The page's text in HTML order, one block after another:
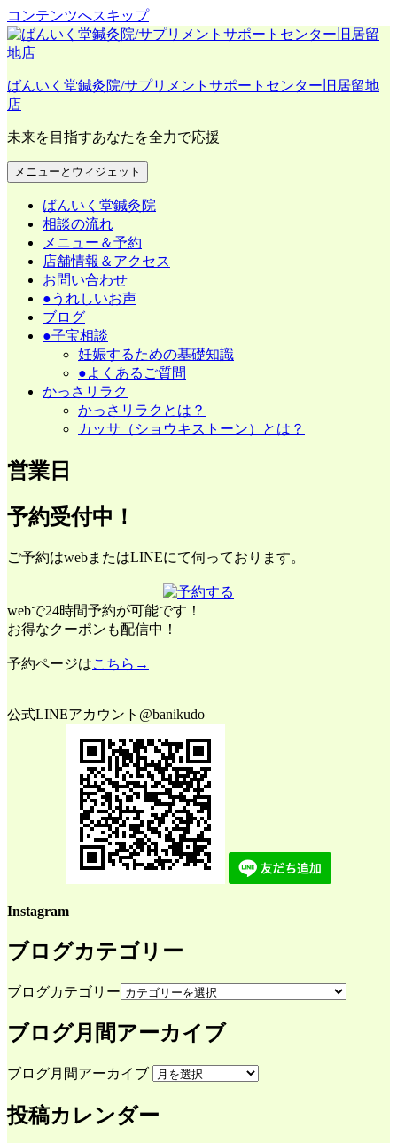
コンテンツへスキップ
ばんいく堂鍼灸院/サプリメントサポートセンター旧居留地
店
未来を目指すあなたを全力で応援
メニューとウィジェット
ばんいく堂鍼灸院
相談の流れ
メニュー＆予約
店舗情報＆アクセス
お問い合わせ
●うれしいお声
ブログ
●子宝相談
妊娠するための基礎知識
●よくあるご質問
かっさリラク
かっさリラクとは？
カッサ（ショウキストーン）とは？
営業日
予約受付中！
ご予約はwebまたはLINEにて伺っております。
webで24時間予約が可能です！
お得なクーポンも配信中！
予約ページはこちら→
公式LINEアカウント@banikudo
Instagram
ブログカテゴリー
ブログカテゴリー
ブログ月間アーカイブ
ブログ月間アーカイブ
投稿カレンダー